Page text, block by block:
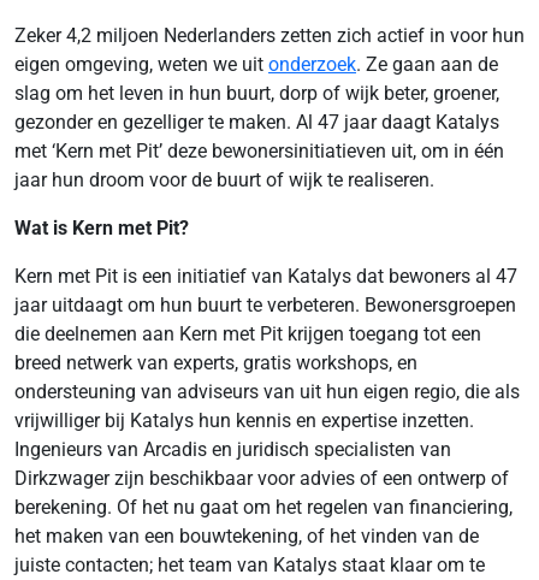
Zeker 4,2 miljoen Nederlanders zetten zich actief in voor hun
eigen omgeving, weten we uit onderzoek. Ze gaan aan de
slag om het leven in hun buurt, dorp of wijk beter, groener,
gezonder en gezelliger te maken. Al 47 jaar daagt Katalys
met ‘Kern met Pit’ deze bewonersinitiatieven uit, om in één
jaar hun droom voor de buurt of wijk te realiseren.
Wat is Kern met Pit?
Kern met Pit is een initiatief van Katalys dat bewoners al 47
jaar uitdaagt om hun buurt te verbeteren. Bewonersgroepen
die deelnemen aan Kern met Pit krijgen toegang tot een
breed netwerk van experts, gratis workshops, en
ondersteuning van adviseurs van uit hun eigen regio, die als
vrijwilliger bij Katalys hun kennis en expertise inzetten.
Ingenieurs van Arcadis en juridisch specialisten van
Dirkzwager zijn beschikbaar voor advies of een ontwerp of
berekening. Of het nu gaat om het regelen van financiering,
het maken van een bouwtekening, of het vinden van de
juiste contacten; het team van Katalys staat klaar om te